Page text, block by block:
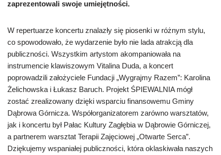
zaprezentowali swoje umiejętności.
W repertuarze koncertu znalazły się piosenki w różnym stylu,
co spowodowało, że wydarzenie było nie lada atrakcją dla
publiczności. Wszystkim artystom akompaniowała na
instrumencie klawiszowym Vitalina Duda, a koncert
poprowadzili założyciele Fundacji „Wygrajmy Razem”: Karolina
Żelichowska i Łukasz Baruch. Projekt ŚPIEWALNIA mógł
zostać zrealizowany dzięki wsparciu finansowemu Gminy
Dąbrowa Górnicza. Współorganizatorem zarówno warsztatów,
jak i koncertu był Pałac Kultury Zagłębia w Dąbrowie Górniczej,
a partnerem warsztat Terapii Zajęciowej „Otwarte Serca”.
Dziękujemy wspaniałej publiczności, która oklaskiwała naszych